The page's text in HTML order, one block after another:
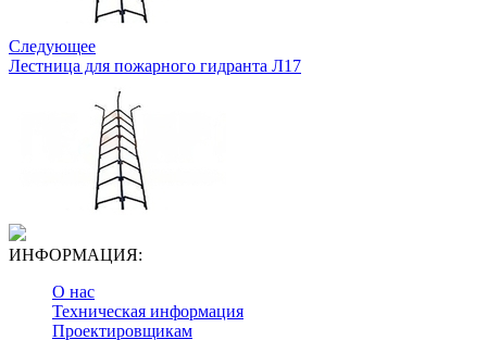
Следующее
Лестница для пожарного гидранта Л17
ИНФОРМАЦИЯ:
О нас
Техническая информация
Проектировщикам